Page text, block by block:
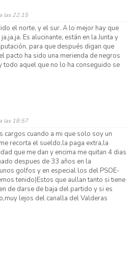
las 22:15
el norte, y el sur. A lo mejor hay que
Es alucinante, están en la Junta y
para que después digan que
pacto ha sido una merienda de negros
todo aquel que no lo ha conseguido se
las 18:57
cargos cuando a mi que solo soy un
recorta el sueldo,la paga extra,la
que me dan y encima me quitan 4 dias
despues de 33 años en la
golfos y en especial los del PSOE-
tenido)Estos que aullan tanto si tiene
de darse de baja del partido y si es
lejos del canalla del Valderas